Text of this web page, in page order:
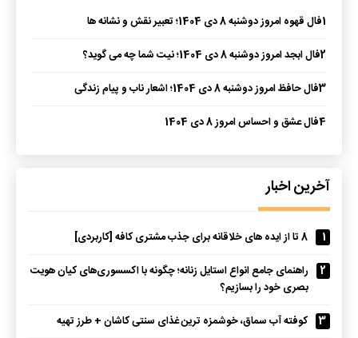
1فال قهوه امروز دوشنبه 8 دی 1404؛ تعبیر نقش و نشانه ها
2فال ابجد امروز دوشنبه 8 دی 1404؛ نیت شما چه می گوید؟
3فال حافظ امروز دوشنبه 8 دی 1404؛ اشعار ناب و پیام زندگی
4فال عشق و احساس امروز 8 دی 1404
آخرین اخبار
1
8 تا از ایده های خلاقانه برای جذب مشتری کافه [کاربردی]
2
راهنمای جامع انواع استایل زنانه؛ چگونه با اکسسوری‌های کیان هویت
بصری خود را بسازیم؟
3
کوفته آب سماق، خوشمزه ترین غذای سنتی کاشان + طرز تهیه